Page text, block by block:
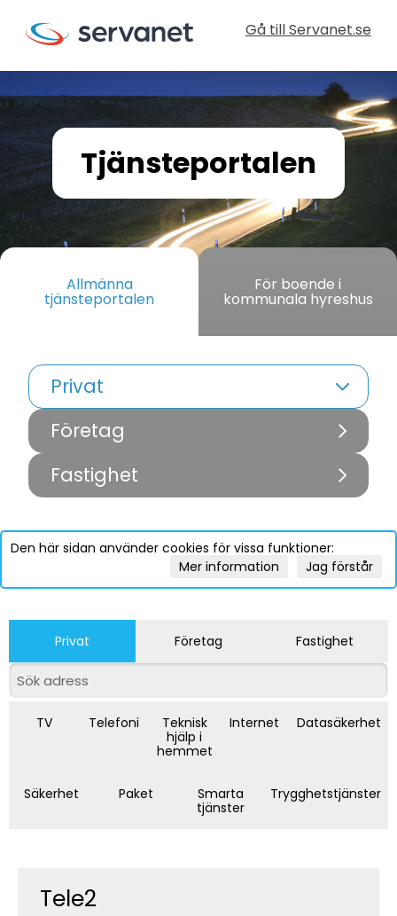
Gå till Servanet.se
Tjänsteportalen
Allmänna
tjänsteportalen
För boende i
kommunala hyreshus
Privat
Företag
Fastighet
Den här sidan använder cookies för vissa funktioner:
Jag förstår
Mer information
Privat Företag Fastighet
TV Telefoni
Teknisk
hjälp i
hemmet
Internet Datasäkerhet
Säkerhet Paket
Smarta
tjänster
Trygghetstjänster
Tele2